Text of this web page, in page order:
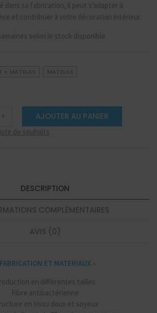
dans sa fabrication, il peut s’adapter à
et contribuer à votre décoration intérieur.
selon le stock disponible
+ AJOUTER AU PANIER
de souhaits
DESCRIPTION
COMPLÉMENTAIRES
AVIS (0)
ET MATERIAUX –
en différentes tailles
Fibre antibactérienne
en tissu doux et soyeux